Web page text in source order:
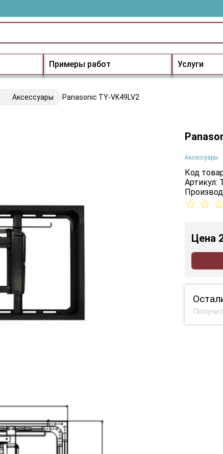
Примеры работ Услуги
Аксессуары Panasonic TY-VK49LV2
Аксессуары
Код
Артикул:
☆ ☆
Цена